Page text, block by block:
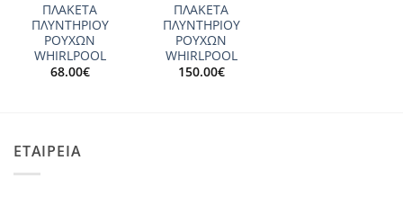
ΠΛΑΚΕΤΑ
ΠΛΥΝΤΗΡΙΟΥ
ΡΟΥΧΩΝ
WHIRLPOOL
68.00€
ΠΛΑΚΕΤΑ
ΠΛΥΝΤΗΡΙΟΥ
ΡΟΥΧΩΝ
WHIRLPOOL
150.00€
ΕΤΑΙΡΕΙΑ